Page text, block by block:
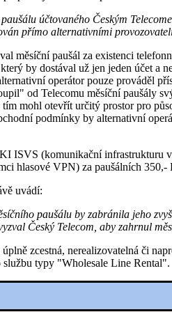
účtovaného Českým
přímo alternativními
měsíční paušál za existenci
by dostával už jen jeden účet
operátor pouze prováděl
od Telecomu měsíční paušály
mohl otevřít určitý prostor pro
podmínky by alternativní
ISVS (komunikační
hlasové VPN) za paušálních 350,-
uvádí:
paušálu by zabránila jeho
Český Telecom, aby zahrnul
zcestná, nerealizovatelná či
typy "Wholesale Line Rental".